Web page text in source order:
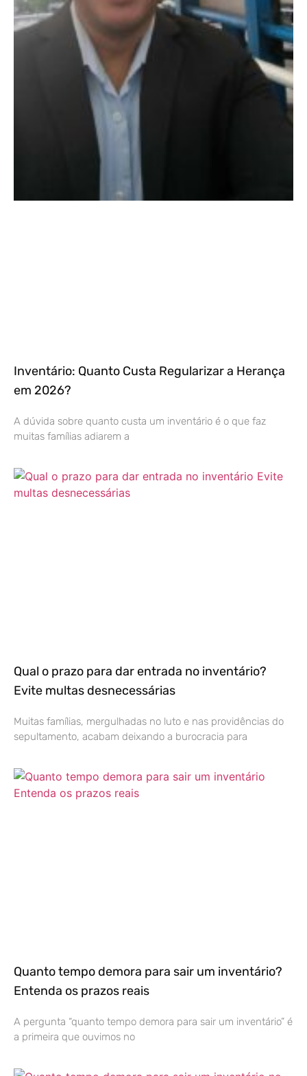
Inventário: Quanto Custa Regularizar a Herança
em 2026?
A dúvida sobre quanto custa um inventário é o que faz
muitas famílias adiarem a
Qual o prazo para dar entrada no inventário?
Evite multas desnecessárias
Muitas famílias, mergulhadas no luto e nas providências do
sepultamento, acabam deixando a burocracia para
Quanto tempo demora para sair um inventário?
Entenda os prazos reais
A pergunta “quanto tempo demora para sair um inventário” é
a primeira que ouvimos no